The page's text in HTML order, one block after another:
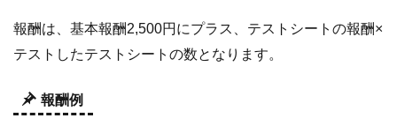
報酬は、基本報酬2,500円にプラス、テストシートの報酬×
テストしたテストシートの数となります。
報酬例